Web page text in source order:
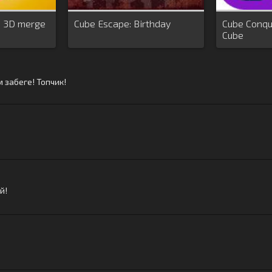
3D merge Cube Escape: Birthday
Cube
Cube
Топчик!